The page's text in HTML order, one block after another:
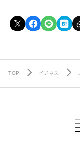
TOP ビジネス